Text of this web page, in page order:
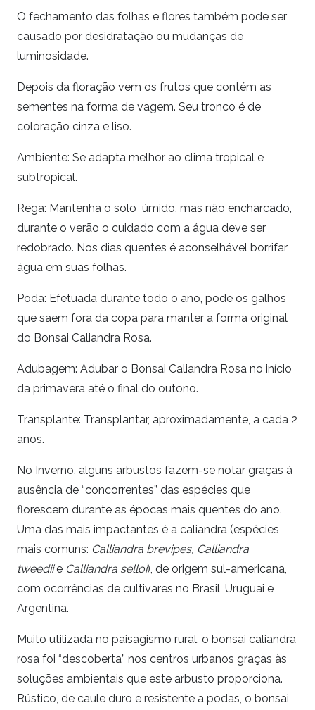
O fechamento das folhas e flores também pode ser
causado por desidratação ou mudanças de
luminosidade.
Depois da floração vem os frutos que contém as
sementes na forma de vagem. Seu tronco é de
coloração cinza e liso.
Ambiente: Se adapta melhor ao clima tropical e
subtropical.
Rega: Mantenha o solo úmido, mas não encharcado,
durante o verão o cuidado com a água deve ser
redobrado. Nos dias quentes é aconselhável borrifar
água em suas folhas.
Poda: Efetuada durante todo o ano, pode os galhos
que saem fora da copa para manter a forma original
do Bonsai Caliandra Rosa.
Adubagem: Adubar o Bonsai Caliandra Rosa no início
da primavera até o final do outono.
Transplante: Transplantar, aproximadamente, a cada 2
anos.
No Inverno, alguns arbustos fazem-se notar graças à
ausência de “concorrentes” das espécies que
florescem durante as épocas mais quentes do ano.
Uma das mais impactantes é a caliandra (espécies
mais comuns: Calliandra brevipes, Calliandra
tweediie Calliandra selloi), de origem sul-americana,
com ocorrências de cultivares no Brasil, Uruguai e
Argentina.
Muito utilizada no paisagismo rural, o bonsai caliandra
rosa foi “descoberta” nos centros urbanos graças às
soluções ambientais que este arbusto proporciona.
Rústico, de caule duro e resistente a podas, o bonsai